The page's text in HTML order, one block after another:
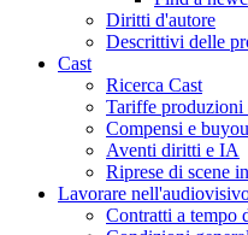
Diritti d'autore
Descrittivi delle
Cast
Ricerca Cast
Tariffe produzioni
Compensi e
Aventi diritti e IA
Riprese di scene
Lavorare
Contratti a tempo